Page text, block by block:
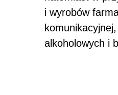
i wyrobów
alkoholowych i